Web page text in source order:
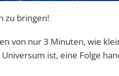
zu bringen!
von nur 3 Minuten, wie
ist, eine Folge